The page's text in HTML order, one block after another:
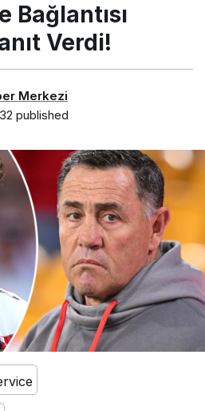
Bağlantısı
Verdi!
Merkezi
published